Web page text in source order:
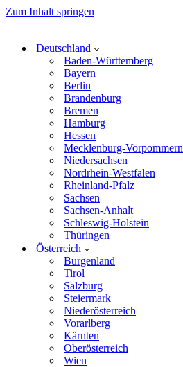
Zum Inhalt springen
Deutschland
Baden-Württemberg
Bayern
Berlin
Brandenburg
Bremen
Hamburg
Hessen
Mecklenburg-Vorpommern
Niedersachsen
Nordrhein-Westfalen
Rheinland-Pfalz
Sachsen
Sachsen-Anhalt
Schleswig-Holstein
Thüringen
Österreich
Burgenland
Tirol
Salzburg
Steiermark
Niederösterreich
Vorarlberg
Kärnten
Oberösterreich
Wien